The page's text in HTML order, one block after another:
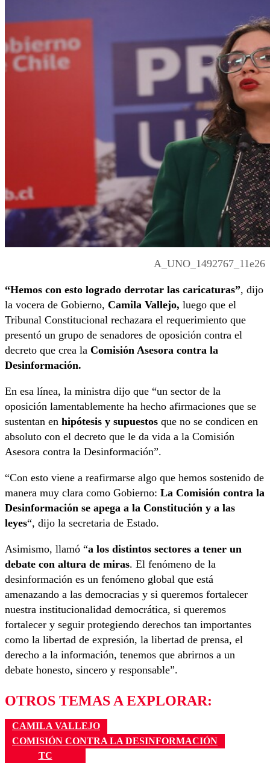
A_UNO_1492767_11e26
“Hemos con esto logrado derrotar las caricaturas”, dijo
la vocera de Gobierno, Camila Vallejo, luego que el
Tribunal Constitucional rechazara el requerimiento que
presentó un grupo de senadores de oposición contra el
decreto que crea la Comisión Asesora contra la
Desinformación.
En esa línea, la ministra dijo que “un sector de la
oposición lamentablemente ha hecho afirmaciones que se
sustentan en hipótesis y supuestos que no se condicen en
absoluto con el decreto que le da vida a la Comisión
Asesora contra la Desinformación”.
“Con esto viene a reafirmarse algo que hemos sostenido de
manera muy clara como Gobierno: La Comisión contra la
Desinformación se apega a la Constitución y a las
leyes“, dijo la secretaria de Estado.
Asimismo, llamó “a los distintos sectores a tener un
debate con altura de miras. El fenómeno de la
desinformación es un fenómeno global que está
amenazando a las democracias y si queremos fortalecer
nuestra institucionalidad democrática, si queremos
fortalecer y seguir protegiendo derechos tan importantes
como la libertad de expresión, la libertad de prensa, el
derecho a la información, tenemos que abrirnos a un
debate honesto, sincero y responsable”.
OTROS TEMAS A EXPLORAR:
CAMILA VALLEJO
COMISIÓN CONTRA LA DESINFORMACIÓN
TC